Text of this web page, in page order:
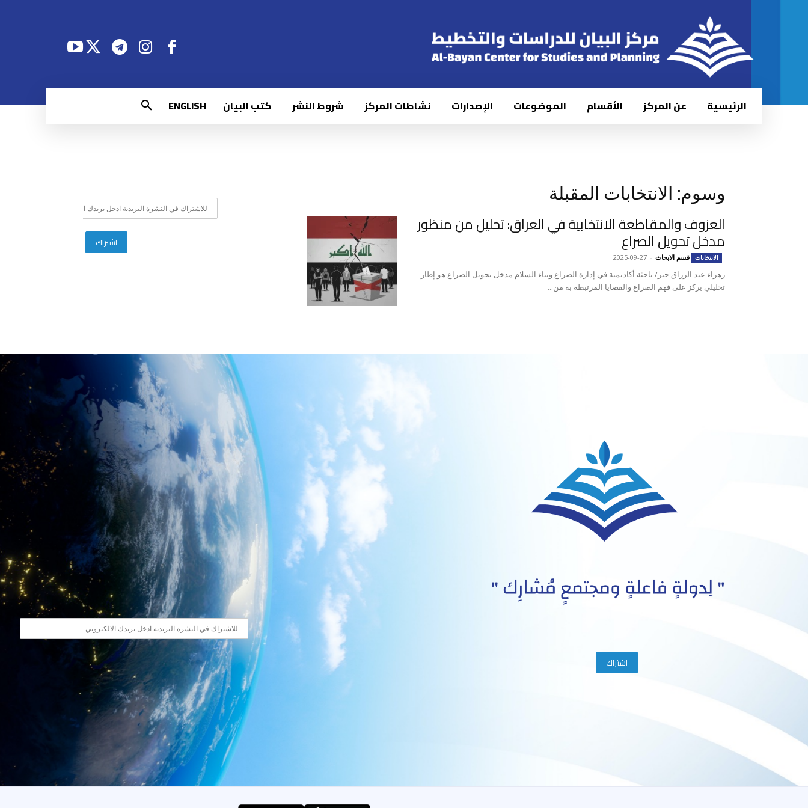
الرئيسية عن المركز الأقسام الموضوعات الإصدارات نشاطات المركز شروط النشر كتب البيان ENGLISH
وسوم: الانتخابات المقبلة
العزوف والمقاطعة الانتخابية في العراق: تحليل من منظور
مدخل تحويل الصراع
الانتخابات قسم الابحاث -
2025-09-27
زهراء عبد الرزاق جبر/ باحثة أكاديمية في إدارة الصراع وبناء السلام مدخل تحويل الصراع هو إطار
تحليلي يركز على فهم الصراع والقضايا المرتبطة به من...